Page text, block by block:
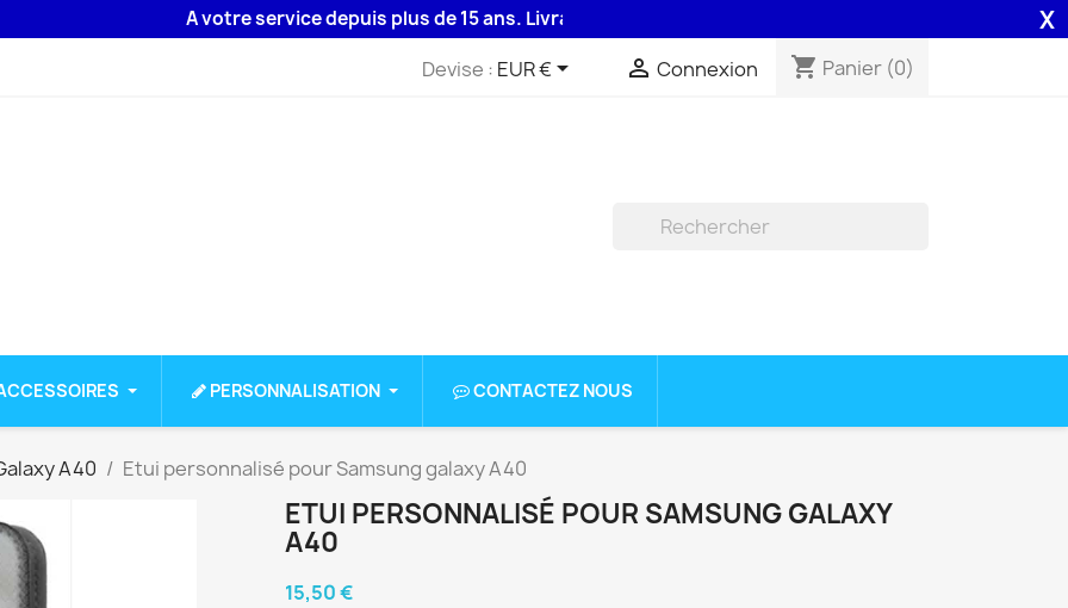
A votre service depuis plus de 15 ans. Livraison 48H assurée par la Poste . X
Devise : EUR €  Connexion shopping_cart Panier (0)
PERSONNALISATION CONTACTEZ NOUS
A40 Etui personnalisé pour Samsung galaxy A40
ETUI PERSONNALISÉ POUR SAMSUNG GALAXY
A40
15,50 €